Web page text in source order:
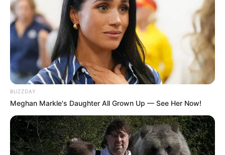
8 Kata Lucu Seputar Malam
Minggu ala Jomblo yang Bikin
Ngenes
BUZZDAY
Meghan Markle's Daughter All Grown Up — See Her Now!